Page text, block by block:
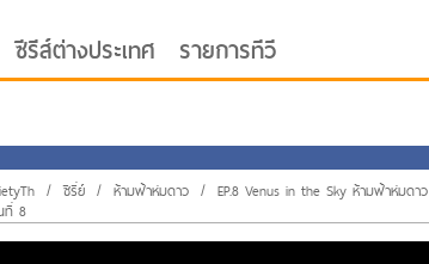
ซีรีส์ต่างประเทศ รายการทีวี
/ ซีรี่ย์ / ห้ามฟ้าห่มดาว / EP.8 Venus in the Sky ห้ามฟ้าห่มดาว
ที่ 8